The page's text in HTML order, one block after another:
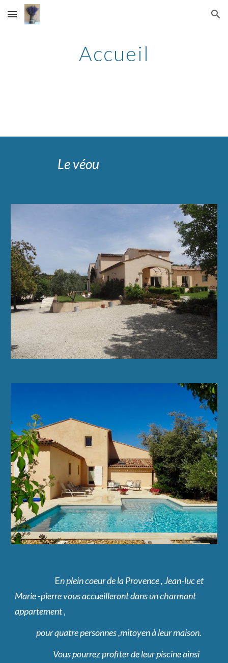
Skip to main content Skip to navigation
Accueil
Le véou
En plein coeur de la Provence , Jean-luc et
Marie -pierre vous accueilleront dans un charmant
appartement ,
pour quatre personnes ,mitoyen à leur maison.